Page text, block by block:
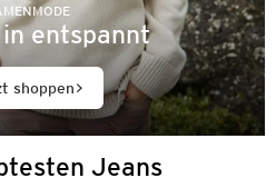
entspannt
shoppen
Jeans